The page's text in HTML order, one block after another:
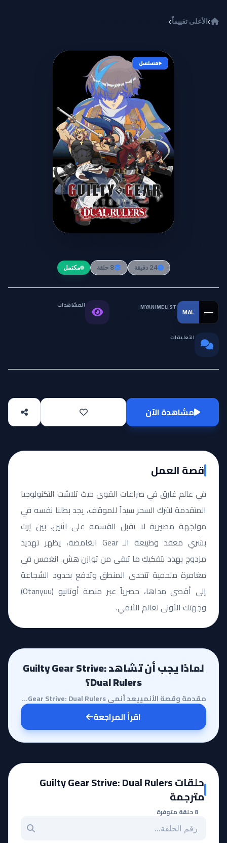
الأعلى تقييماً
مسلسل
Guilty Gear Strive: Dual Rulers
24 دقيقة 8 حلقة مكتمل
MAL —
MYANIMELIST المشاهدات
التعليقات
مشاهدة الآن
قصة العمل
في عالم غارق في صراعات القوى حيث تلاشت التكنولوجيا
المتقدمة لتترك السحر سيداً للموقف، يجد بطلنا نفسه في
مواجهة مصيرية لا تقبل القسمة على اثنين. بين إرث
بشري معقد وطبيعة الـ Gear الغامضة، يظهر تهديد
مزدوج يهدد بتفكيك ما تبقى من توازن هش. انغمس في
مغامرة ملحمية تتحدى المنطق وتدفع بحدود الشجاعة
إلى أقصى مداها، حصرياً عبر منصة أوتانيو (Otanyuu)
وجهتك الأولى لعالم الأنمي.
لماذا يجب أن تشاهد Guilty Gear Strive:
Dual Rulers؟
مقدمة وقصة الأنمييعد أنمي Guilty Gear Strive: Dual Rulers واحداً من أكثر الأعمال المنتظرة في الآونة ...
اقرأ المراجعة
حلقات Guilty Gear Strive: Dual Rulers
مترجمة
8 حلقة متوفرة
بحث عن حلقة بالرقم